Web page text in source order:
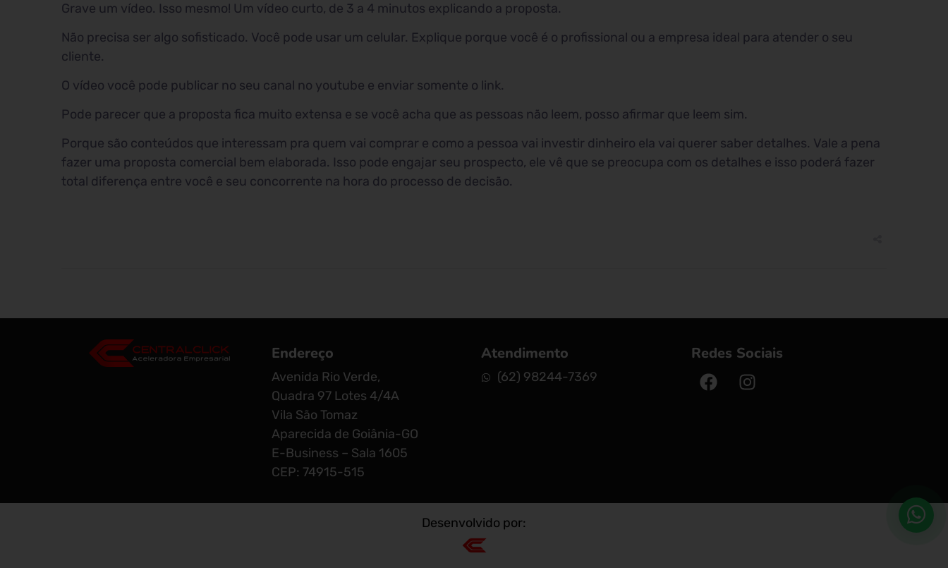
Grave um vídeo. Isso mesmo! Um vídeo curto, de 3 a 4 minutos explicando a proposta.
Não precisa ser algo sofisticado. Você pode usar um celular. Explique porque você é o profissional ou a empresa ideal para atender o seu
cliente.
O vídeo você pode publicar no seu canal no youtube e enviar somente o link.
Pode parecer que a proposta fica muito extensa e se você acha que as pessoas não leem, posso afirmar que leem sim.
Porque são conteúdos que interessam pra quem vai comprar e como a pessoa vai investir dinheiro ela vai querer saber detalhes. Vale a pena
fazer uma proposta comercial bem elaborada. Isso pode engajar seu prospecto, ele vê que se preocupa com os detalhes e isso poderá fazer
total diferença entre você e seu concorrente na hora do processo de decisão.
Endereço
Avenida Rio Verde,
Quadra 97 Lotes 4/4A
Vila São Tomaz
Aparecida de Goiânia-GO
E-Business – Sala 1605
CEP: 74915-515
Atendimento
(62) 98244-7369
Redes Sociais
Desenvolvido por: